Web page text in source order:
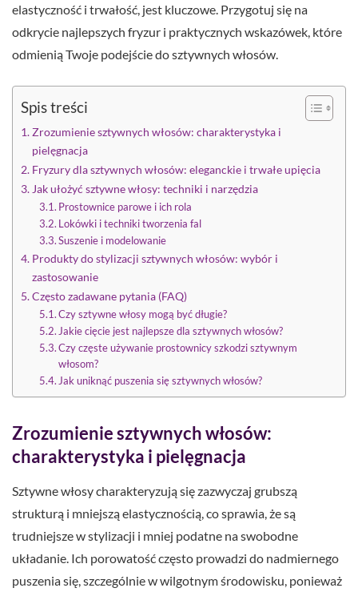
elastyczność i trwałość, jest kluczowe. Przygotuj się na
odkrycie najlepszych fryzur i praktycznych wskazówek, które
odmienią Twoje podejście do sztywnych włosów.
Spis treści
Zrozumienie sztywnych włosów: charakterystyka i
pielęgnacja
Fryzury dla sztywnych włosów: eleganckie i trwałe upięcia
Jak ułożyć sztywne włosy: techniki i narzędzia
Prostownice parowe i ich rola
Lokówki i techniki tworzenia fal
Suszenie i modelowanie
Produkty do stylizacji sztywnych włosów: wybór i
zastosowanie
Często zadawane pytania (FAQ)
Czy sztywne włosy mogą być długie?
Jakie cięcie jest najlepsze dla sztywnych włosów?
Czy częste używanie prostownicy szkodzi sztywnym
włosom?
Jak uniknąć puszenia się sztywnych włosów?
Zrozumienie sztywnych włosów:
charakterystyka i pielęgnacja
Sztywne włosy charakteryzują się zazwyczaj grubszą
strukturą i mniejszą elastycznością, co sprawia, że są
trudniejsze w stylizacji i mniej podatne na swobodne
układanie. Ich porowatość często prowadzi do nadmiernego
puszenia się, szczególnie w wilgotnym środowisku, ponieważ